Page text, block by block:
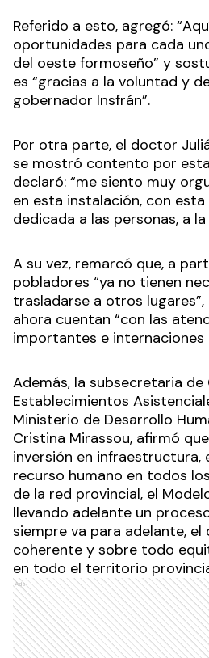
Referido a esto, agregó:
oportunidades para cada
del oeste formoseño” y
es “gracias a la voluntad y
gobernador Insfrán”.
Por otra parte, el doctor
se mostró contento por
declaró: “me siento muy
en esta instalación, con
dedicada a las personas, a
A su vez, remarcó que, a
pobladores “ya no tienen
trasladarse a otros
ahora cuentan “con las
importantes e internaciones
Además, la subsecretaria
Establecimientos
Ministerio de Desarrollo
Cristina Mirassou, afirmó
inversión en infraestructura,
recurso humano en todos
de la red provincial, el
llevando adelante un
siempre va para adelante,
coherente y sobre todo
en todo el territorio
Ads